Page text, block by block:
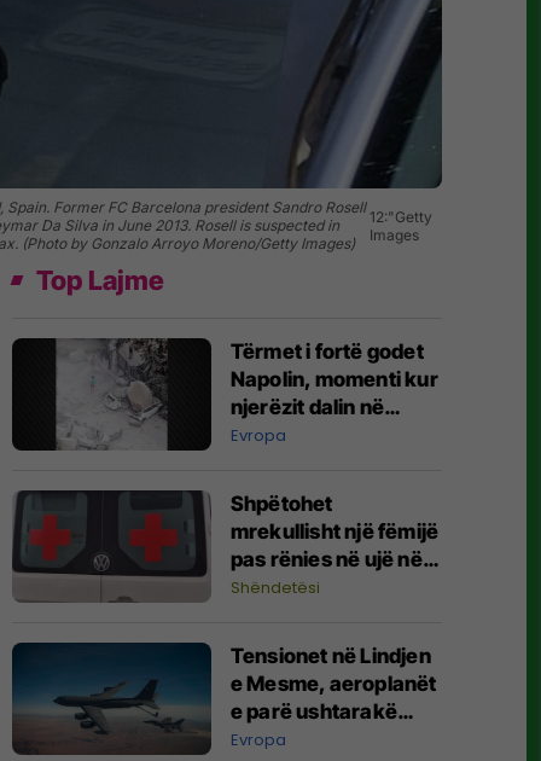
Former FC Barcelona president Sandro Rosell
Da Silva in June 2013. Rosell is suspected in
(Photo by Gonzalo Arroyo Moreno/Getty Images)
12:"Getty
Images
Top Lajme
Tërmet i fortë godet
Napolin, momenti kur
njerëzit dalin në
rrugë - dëme të
rrëshqitjet e dheut
Evropa
Shpëtohet
mrekullisht një fëmijë
pas rënies në ujë në
Mitrovicë
Shëndetësi
Tensionet në Lindjen
e Mesme, aeroplanët
e parë ushtarakë
amerikanë mbërrijnë
Evropa